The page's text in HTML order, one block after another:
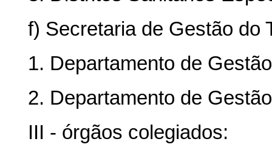
f) Secretaria de Gestão do
1. Departamento de
2. Departamento de
III - órgãos colegiados: